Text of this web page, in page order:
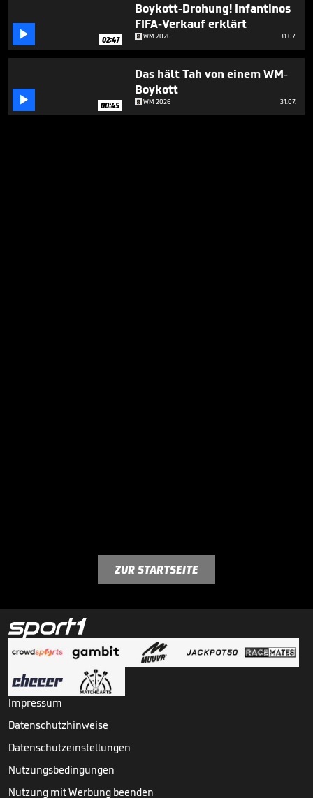
 02:47
Boykott-Drohung! Infantinos
FIFA-Verkauf erklärt
WM 2026 31.07.
 00:45
Das hält Tah von einem WM-
Boykott
WM 2026 31.07.
ZUR STARTSEITE
Impressum
Datenschutzhinweise
Datenschutzeinstellungen
Nutzungsbedingungen
Nutzung mit Werbung beenden